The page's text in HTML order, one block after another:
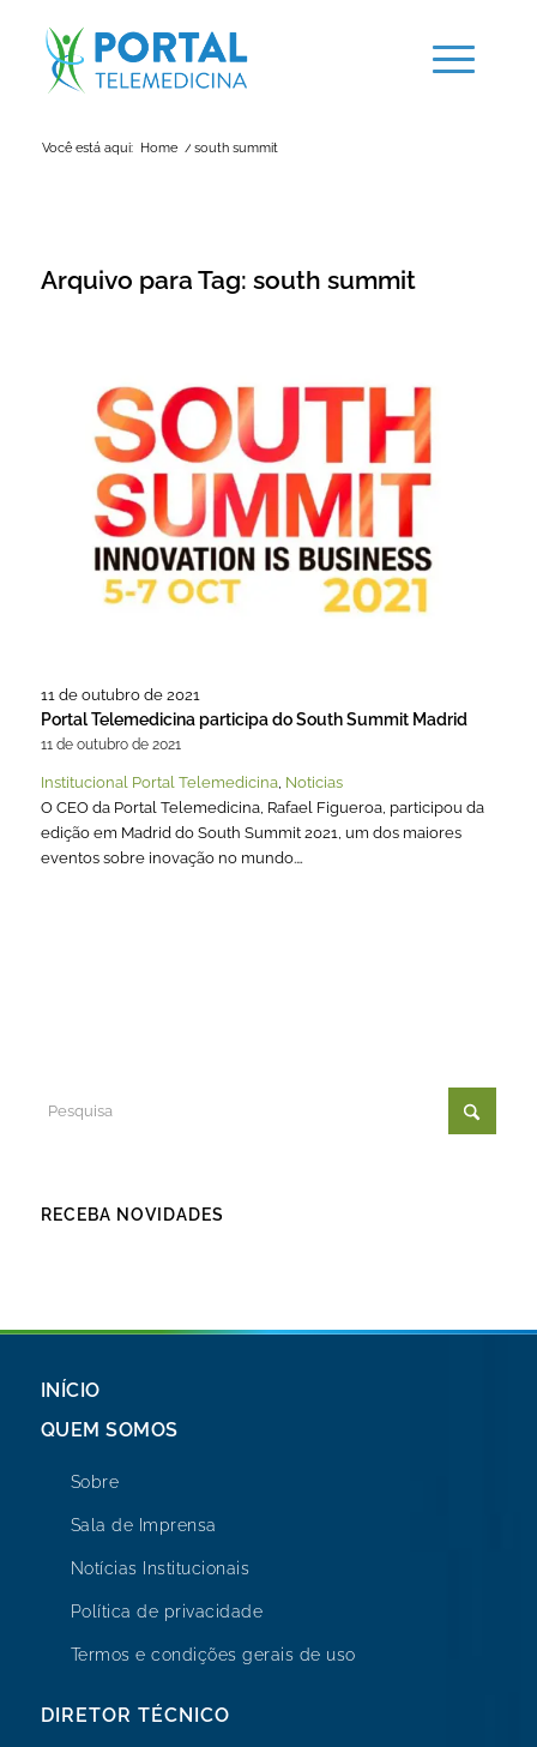
Você está aqui: Home / south summit
Arquivo para Tag: south summit
11 de outubro de 2021
Portal Telemedicina participa do South Summit Madrid
11 de outubro de 2021
Institucional Portal Telemedicina, Noticias
O CEO da Portal Telemedicina, Rafael Figueroa, participou da
edição em Madrid do South Summit 2021, um dos maiores
eventos sobre inovação no mundo.…
RECEBA NOVIDADES
INÍCIO
QUEM SOMOS
Sobre
Sala de Imprensa
Notícias Institucionais
Política de privacidade
Termos e condições gerais de uso
DIRETOR TÉCNICO